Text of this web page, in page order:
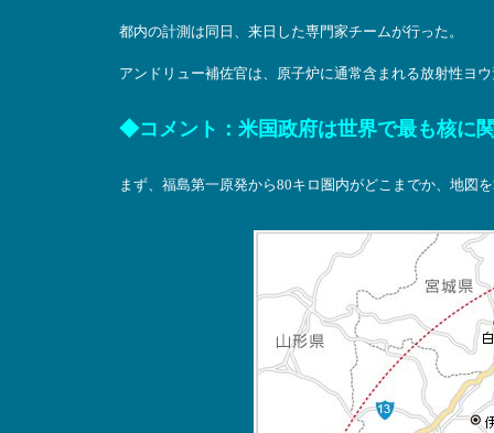
都内の計測は同日、来日した専門家チームが行った。
アンドリュー補佐官は、原子炉に通常含まれる放射性ヨ
◆コメント：米国政府は世界で最も核に
まず、福島第一原発から80キロ圏内がどこまでか、地図